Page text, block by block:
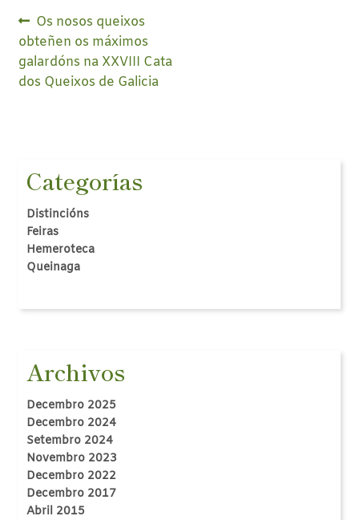
Navegación
de
entradas
Anterior:
Os nosos queixos
obteñen os máximos
galardóns na XXVIII Cata
dos Queixos de Galicia
Categorías
Distincións
Feiras
Hemeroteca
Queinaga
Archivos
Decembro 2025
Decembro 2024
Setembro 2024
Novembro 2023
Decembro 2022
Decembro 2017
Abril 2015